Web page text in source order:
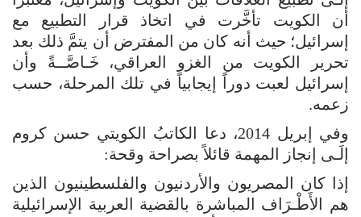
أن الكويت تأخَّرت في اتخاذ قرار التطبيع مع
إسرائيل؛ حيث أنه كان من المفترض أن يتمَّ ذلك بعد
تحرير الكويت من الغزو العراقي، خَـاصَّــةً وأن
إسرائيل لعبت دوراً إيجابياً في تلك المرحلة، حسب
زعمه.
وفي إبريل 2014، دعا الكاتبُ الكويتي حسن كروم
إلَـى إنجاز المهمة قائلاً بصراحة وقحة:
إذا كان المصريون والأردنيون والفلسطينيون الذين
هم الأَطْـرَاف المباشرة بالقضية العربية الإسرائيلية